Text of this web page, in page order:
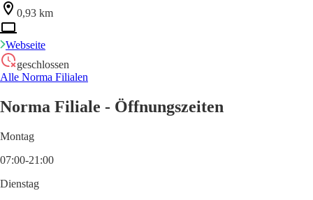
0,93 km
Webseite
geschlossen
Alle Norma Filialen
Norma Filiale - Öffnungszeiten
Montag
07:00-21:00
Dienstag